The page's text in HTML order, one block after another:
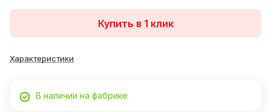
Купить в 1 клик
Характеристики
В наличии на фабрике